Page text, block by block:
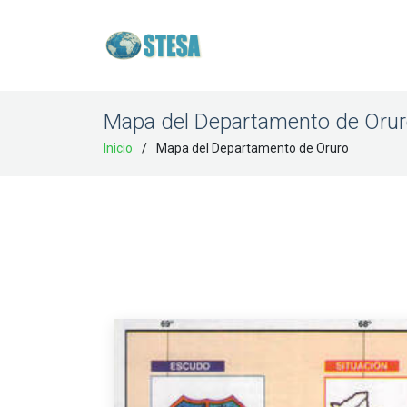
Mapa del Departamento de
Inicio Mapa del Departamento de Oruro